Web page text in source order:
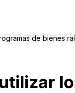
de bienes